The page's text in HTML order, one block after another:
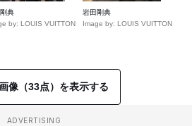
典
by: LOUIS VUITTON
岩田剛典
Image by: LOUIS VUITTON
像（33点）を表示する
ADVERTISING